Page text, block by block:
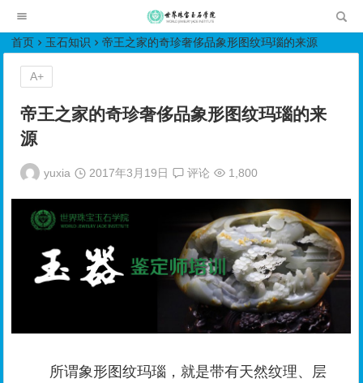
首页 玉石知识 帝王之家的奇珍奢侈品象形图纹玛瑙的来源
帝王之家的奇珍奢侈品象形图纹玛瑙的来
源
yuxia 2017年3月19日 评论 1,800
所谓象形图纹玛瑙，就是带有天然纹理、层
A+